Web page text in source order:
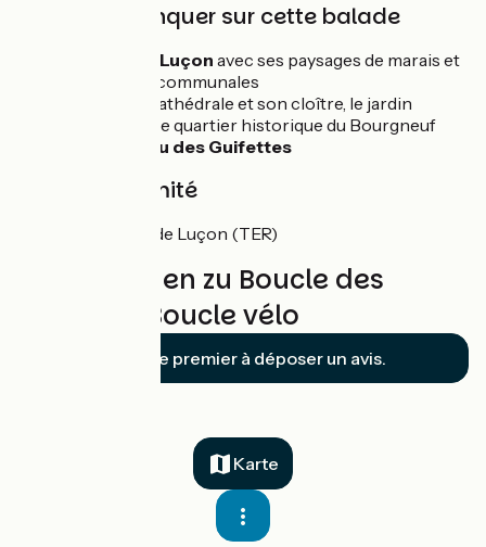
À ne pas manquer sur cette balade
Le canal de Luçon avec ses paysages de marais et
ses prairies communales
La cathédrale et son cloître, le jardin
Dumaine et le quartier historique du Bourgneuf
Le plan d’eau des Guifettes
Gare à proximité
Gare SNCF de Luçon (TER)
Bewertungen zu Boucle des
Polders - Boucle vélo
Soyez le premier à déposer un avis.
Karte